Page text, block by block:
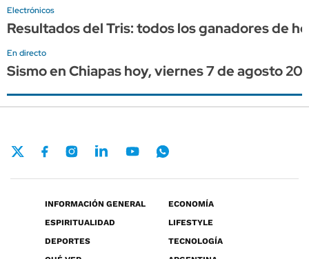
Electrónicos
Resultados del Tris: todos los ganadores de
En directo
Sismo en Chiapas hoy, viernes 7 de agosto
INFORMACIÓN GENERAL
ECONOMÍA
ESPIRITUALIDAD
LIFESTYLE
DEPORTES
TECNOLOGÍA